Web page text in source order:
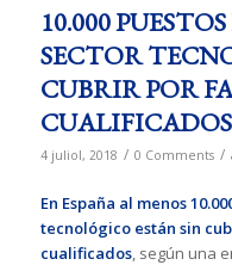
10.000
SECTOR
CUBRIR POR
CUALIFICADOS
4 juliol, 2018 / 0 Comments /
En España al menos
tecnológico están sin
cualificados, según una